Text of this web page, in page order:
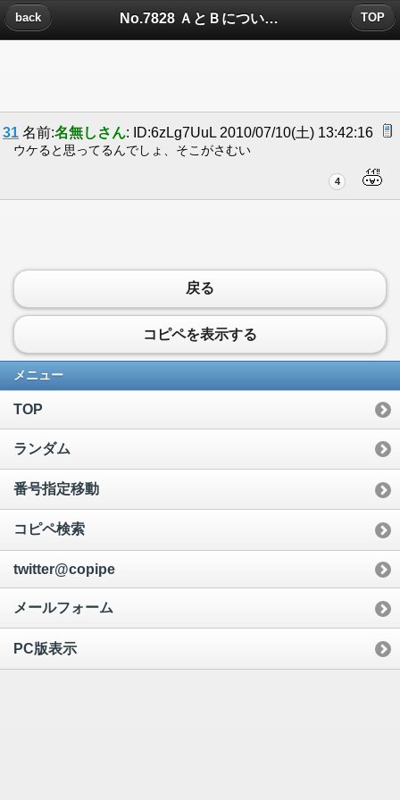
No.7828 ＡとＢについたコメント
back TOP
31 名前:名無しさん: ID:6zLg7UuL 2010/07/10(土) 13:42:16
ウケると思ってるんでしょ、そこがさむい
4
戻る
コピペを表示する
メニュー
TOP
ランダム
番号指定移動
コピペ検索
twitter@copipe
メールフォーム
PC版表示